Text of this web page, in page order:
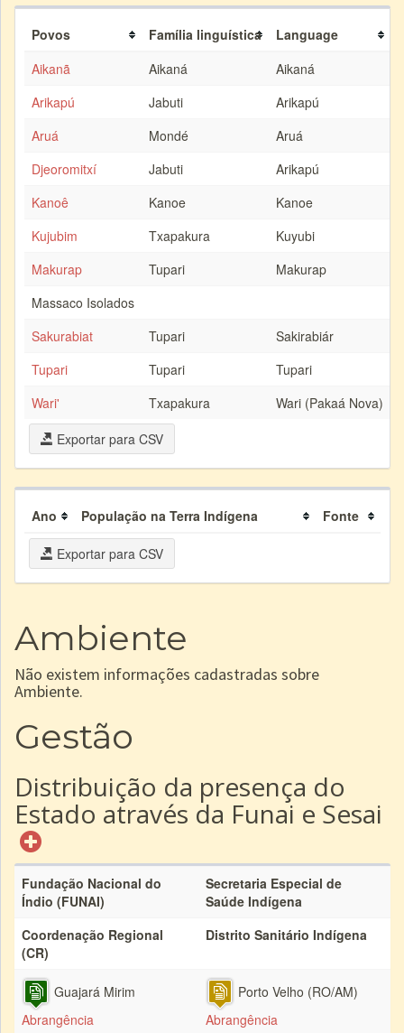
Povos Família linguística
Language
Aikanã
Aikaná
Aikaná
Arikapú
Jabuti
Arikapú
Aruá
Mondé
Aruá
Djeoromitxí
Jabuti
Arikapú
Kanoê
Kanoe
Kanoe
Kujubim
Txapakura
Kuyubi
Makurap
Tupari
Makurap
Massaco Isolados
Sakurabiat
Tupari
Sakirabiár
Tupari
Tupari
Tupari
Wari'
Txapakura
Wari (Pakaá Nova)
Exportar para CSV
Ano População na Terra Indígena Fonte
Exportar para CSV
Ambiente
Não existem informações cadastradas sobre
Ambiente.
Gestão
Distribuição da presença do
Estado através da Funai e Sesai
Fundação Nacional do
Índio (FUNAI)
Secretaria Especial de
Saúde Indígena
Coordenação Regional
(CR)
Distrito Sanitário Indígena
Guajará Mirim
Abrangência
Porto Velho (RO/AM)
Abrangência